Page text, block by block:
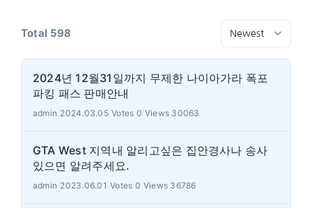
Total 598
2024년 12월31일까지 무제한 나이아가라 폭포
파킹 패스 판매안내
admin 2024.03.05|Votes 0 |Views 30063
GTA West 지역내 알리고싶은 집안경사나 송사
있으면 알려주세요.
admin 2023.06.01 |Votes 0 |Views 36786